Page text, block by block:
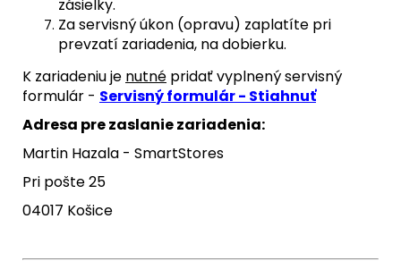
zásielky.
Za servisný úkon (opravu) zaplatíte pri
prevzatí zariadenia, na dobierku.
K zariadeniu je nutné pridať vyplnený servisný
formulár - Servisný formulár - Stiahnuť
Adresa pre zaslanie zariadenia:
Martin Hazala - SmartStores
Pri pošte 25
04017 Košice